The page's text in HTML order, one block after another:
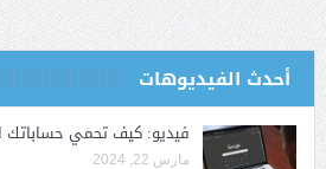
أحدث الفيديوهات
فيديو: كيف تحمي حساباتك
مارس 22, 2024